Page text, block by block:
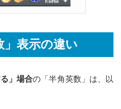
」表示の違い
」場合の「半角英数」は、以